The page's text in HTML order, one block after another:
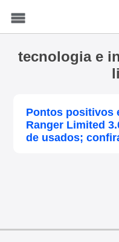
tecnologia e
Pontos positivos
Ranger Limited
de usados;